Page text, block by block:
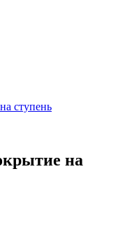
ступень
на